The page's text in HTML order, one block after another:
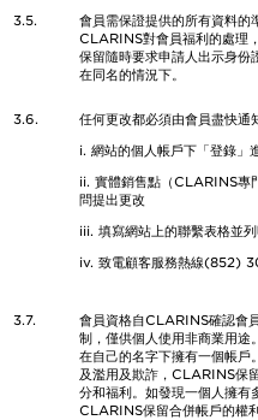
3.5.
會員需保證提供的所有資料的
CLARINS對會員福利的處理
保留隨時要求申請人出示身份
在同名的情況下。
3.6.
任何更改都必須由會員盡快通
i. 網站的個人帳戶下「登錄」
ii. 實體銷售點（CLARINS專
問提出更改
iii. 填寫網站上的聯繫表格並
iv. 致電顧客服務熱線(852)
3.7.
會員資格自CLARINS確認會
制，僅供個人使用非商業用途
在自己的名字下擁有一個帳戶
及濫用及欺詐，CLARINS保
分和福利。如發現一個人擁有
CLARINS保留合併帳戶的權